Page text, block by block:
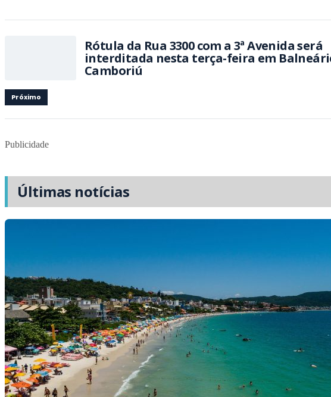
Rótula da Rua 3300 com a 3ª Avenida será
interditada nesta terça-feira em
Camboriú
Próximo
Publicidade
Últimas notícias